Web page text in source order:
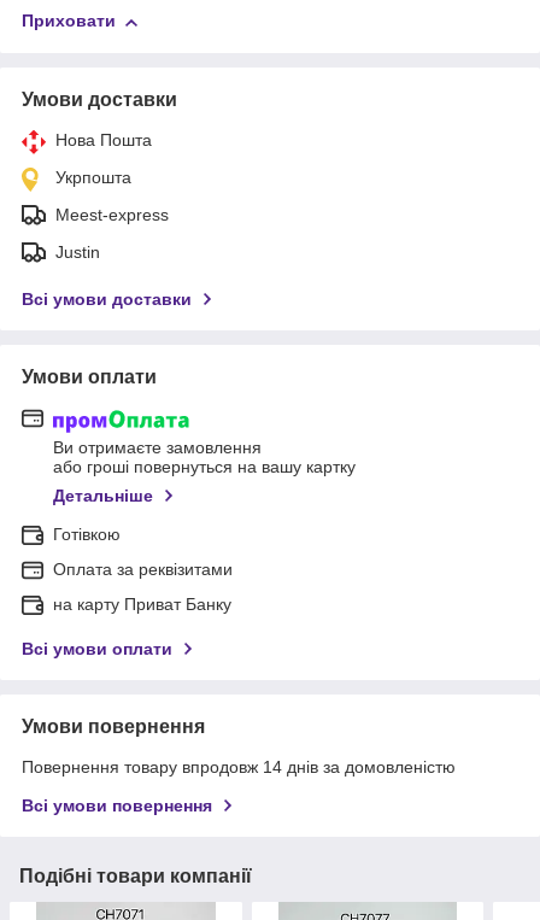
Приховати
Умови доставки
Нова Пошта
Укрпошта
Meest-express
Justin
Всі умови доставки
Умови оплати
Ви отримаєте замовлення
або гроші повернуться на вашу картку
Детальніше
Готівкою
Оплата за реквізитами
на карту Приват Банку
Всі умови оплати
Умови повернення
Повернення товару впродовж 14 днів за домовленістю
Всі умови повернення
Подібні товари компанії